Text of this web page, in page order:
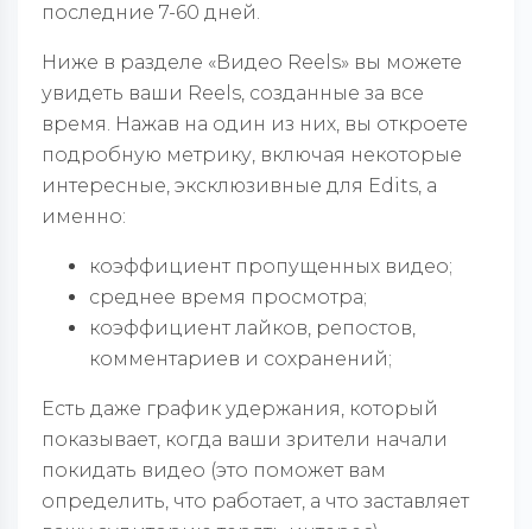
последние 7-60 дней.
Ниже в разделе «Видео Reels» вы можете
увидеть ваши Reels, созданные за все
время. Нажав на один из них, вы откроете
подробную метрику, включая некоторые
интересные, эксклюзивные для Edits, а
именно:
коэффициент пропущенных видео;
среднее время просмотра;
коэффициент лайков, репостов,
комментариев и сохранений;
Есть даже график удержания, который
показывает, когда ваши зрители начали
покидать видео (это поможет вам
определить, что работает, а что заставляет